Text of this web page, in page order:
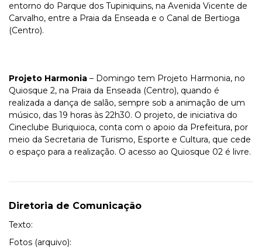
entorno do Parque dos Tupiniquins, na Avenida Vicente de
Carvalho, entre a Praia da Enseada e o Canal de Bertioga
(Centro).
Projeto Harmonia – Domingo tem Projeto Harmonia, no
Quiosque 2, na Praia da Enseada (Centro), quando é
realizada a dança de salão, sempre sob a animação de um
músico, das 19 horas às 22h30. O projeto, de iniciativa do
Cineclube Buriquioca, conta com o apoio da Prefeitura, por
meio da Secretaria de Turismo, Esporte e Cultura, que cede
o espaço para a realização. O acesso ao Quiosque 02 é livre.
Diretoria de Comunicação
Texto:
Fotos (arquivo):